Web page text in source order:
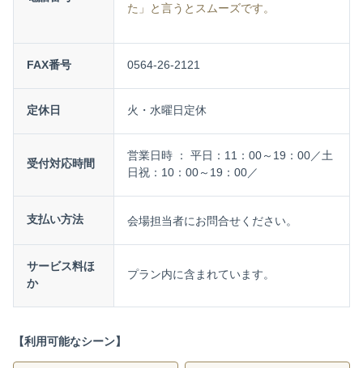
た」と言うとスムーズです。
FAX番号 0564-26-2121
定休日 火・水曜日定休
受付対応時間
営業日時 ： 平日：11：00～19：00／土
日祝：10：00～19：00／
支払い方法 会場担当者にお問合せください。
サービス料ほ
か
プラン内に含まれています。
【利用可能なシーン】